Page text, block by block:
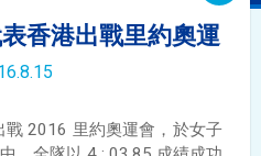
香港出戰里約奧運
2016 里約奧運會，於女子